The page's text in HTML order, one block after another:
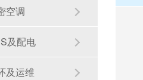
空调
及配电
及运维